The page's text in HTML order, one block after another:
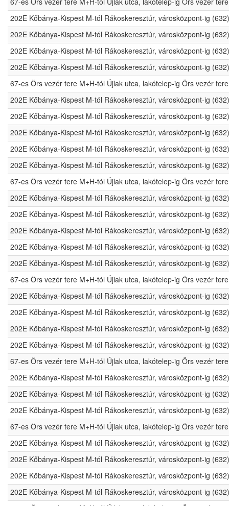
202E Kőbánya-Kispest M-tól Rákoskeresztúr, városközpont-ig (632)
202E Kőbánya-Kispest M-tól Rákoskeresztúr, városközpont-ig (632)
202E Kőbánya-Kispest M-tól Rákoskeresztúr, városközpont-ig (632)
202E Kőbánya-Kispest M-tól Rákoskeresztúr, városközpont-ig (632)
67-es Örs vezér tere M+H-tól Újlak utca, lakótelep-ig Örs vezér
202E Kőbánya-Kispest M-tól Rákoskeresztúr, városközpont-ig (632)
202E Kőbánya-Kispest M-tól Rákoskeresztúr, városközpont-ig (632)
202E Kőbánya-Kispest M-tól Rákoskeresztúr, városközpont-ig (632)
202E Kőbánya-Kispest M-tól Rákoskeresztúr, városközpont-ig (632)
202E Kőbánya-Kispest M-tól Rákoskeresztúr, városközpont-ig (632)
67-es Örs vezér tere M+H-tól Újlak utca, lakótelep-ig Örs vezér
202E Kőbánya-Kispest M-tól Rákoskeresztúr, városközpont-ig (632)
202E Kőbánya-Kispest M-tól Rákoskeresztúr, városközpont-ig (632)
202E Kőbánya-Kispest M-tól Rákoskeresztúr, városközpont-ig (632)
202E Kőbánya-Kispest M-tól Rákoskeresztúr, városközpont-ig (632)
202E Kőbánya-Kispest M-tól Rákoskeresztúr, városközpont-ig (632)
67-es Örs vezér tere M+H-tól Újlak utca, lakótelep-ig Örs vezér
202E Kőbánya-Kispest M-tól Rákoskeresztúr, városközpont-ig (632)
202E Kőbánya-Kispest M-tól Rákoskeresztúr, városközpont-ig (632)
202E Kőbánya-Kispest M-tól Rákoskeresztúr, városközpont-ig (632)
202E Kőbánya-Kispest M-tól Rákoskeresztúr, városközpont-ig (632)
67-es Örs vezér tere M+H-tól Újlak utca, lakótelep-ig Örs vezér
202E Kőbánya-Kispest M-tól Rákoskeresztúr, városközpont-ig (632)
202E Kőbánya-Kispest M-tól Rákoskeresztúr, városközpont-ig (632)
202E Kőbánya-Kispest M-tól Rákoskeresztúr, városközpont-ig (632)
67-es Örs vezér tere M+H-tól Újlak utca, lakótelep-ig Örs vezér
202E Kőbánya-Kispest M-tól Rákoskeresztúr, városközpont-ig (632)
202E Kőbánya-Kispest M-tól Rákoskeresztúr, városközpont-ig (632)
202E Kőbánya-Kispest M-tól Rákoskeresztúr, városközpont-ig (632)
202E Kőbánya-Kispest M-tól Rákoskeresztúr, városközpont-ig (632)